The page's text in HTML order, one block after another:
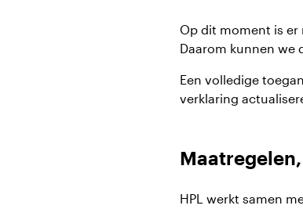
Op dit moment is
Daarom kunnen
Een volledige
verklaring
HPL werkt samen